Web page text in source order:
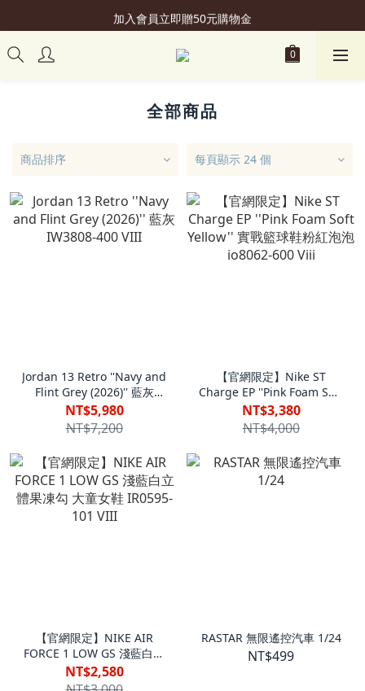
加入會員立即贈50元購物金
加入會員立即贈50元購物金
購買 滿NT$2,499，即享"超商免運"優惠
加入會員立即贈50元購物金
全部商品
商品排序 每頁顯示 24 個
Jordan 13 Retro ''Navy and
Flint Grey (2026)'' 藍灰
IW3808-400 VIII
NT$5,980
NT$7,200
【官網限定】Nike ST
Charge EP ''Pink Foam Soft
Yellow'' 實戰籃球鞋粉紅泡
泡 io8062-600 Viii
NT$3,380
NT$4,000
【官網限定】NIKE AIR
FORCE 1 LOW GS 淺藍白立
體果凍勾 大童女鞋 IR0595-
101 VIII
NT$2,580
RASTAR 無限遙控汽車 1/24
NT$499